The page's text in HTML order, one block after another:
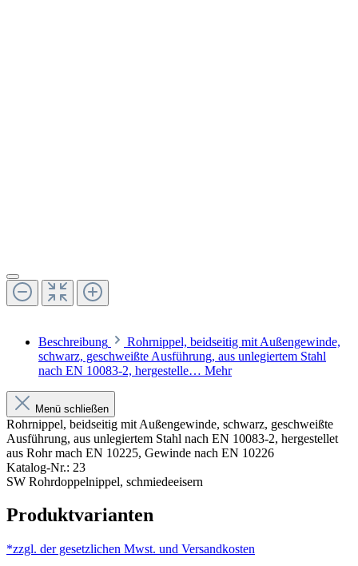
Beschreibung
Rohrnippel, beidseitig mit Außengewinde,
schwarz, geschweißte Ausführung, aus unlegiertem Stahl
nach EN 10083-2, hergestelle… Mehr
Menü schließen
Rohrnippel, beidseitig mit Außengewinde, schwarz, geschweißte
Ausführung, aus unlegiertem Stahl nach EN 10083-2, hergestellet
aus Rohr mach EN 10225, Gewinde nach EN 10226
Katalog-Nr.: 23
SW Rohrdoppelnippel, schmiedeeisern
Produktvarianten
*zzgl. der gesetzlichen Mwst. und Versandkosten